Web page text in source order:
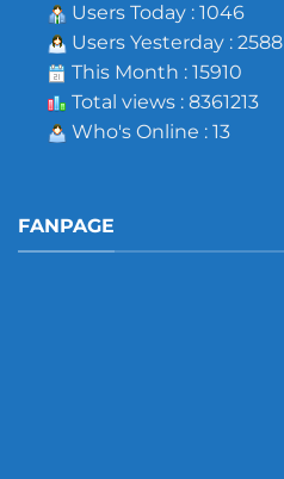
Users Today : 1046
Users Yesterday : 2588
This Month : 15910
Total views : 8361213
Who's Online : 13
FANPAGE